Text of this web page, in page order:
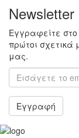
Newsletter
Εγγραφείτε
πρώτοι σχετικά
μας.
Εγγραφή